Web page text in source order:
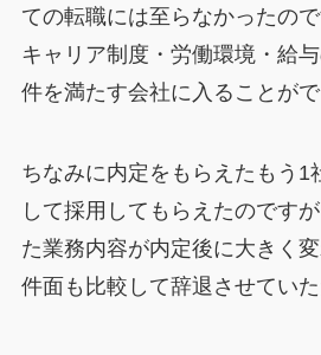
ての転職には至らなかったの
キャリア制度・労働環境・給
件を満たす会社に入ることがで
ちなみに内定をもらえたもう1
して採用してもらえたのです
た業務内容が内定後に大きく
件面も比較して辞退させていた